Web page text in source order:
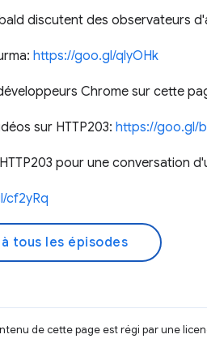
discutent des observateurs
https://goo.gl/qlyOHk
Chrome sur cette
sur HTTP203: https://goo.gl/
pour une conversation
cf2yRq
tous les épisodes
de cette page est régi par une